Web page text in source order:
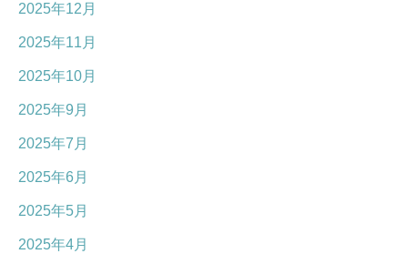
2025年12月
2025年11月
2025年10月
2025年9月
2025年7月
2025年6月
2025年5月
2025年4月